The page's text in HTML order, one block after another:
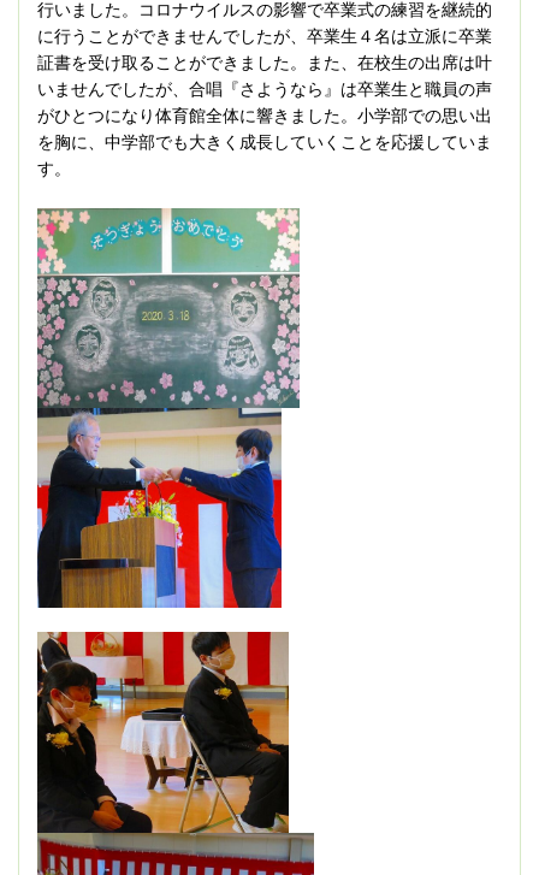
行いました。コロナウイルスの影響で卒業式の練習を継続的
に行うことができませんでしたが、卒業生４名は立派に卒業
証書を受け取ることができました。また、在校生の出席は叶
いませんでしたが、合唱『さようなら』は卒業生と職員の声
がひとつになり体育館全体に響きました。小学部での思い出
を胸に、中学部でも大きく成長していくことを応援していま
す。